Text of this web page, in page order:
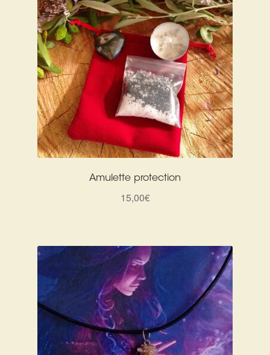
Amulette protection
15,00€